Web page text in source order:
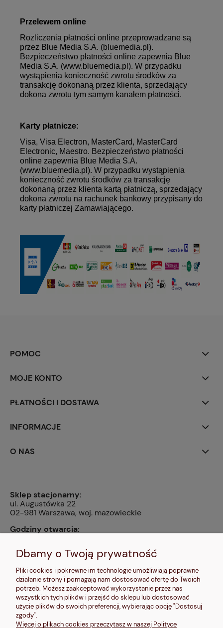
Przelewem online
Rozliczenia płatności online przeprowadzane są
przez Blue Media S.A. (bluemedia.pl).
Bezpieczeństwo płatności online zapewnia Blue
Media S.A. (www.bluemedia.pl). W przypadku
wystąpienia konieczność zwrotu środków za
transakcję dokonaną przez klienta, sprzedający
dokona zwrotu tym samym kanałem płatności.
Karty płatnicze:
Visa, Visa Electron, MasterCard, MasterCard
Electronic, Maestro. Bezpieczeństwo płatności
online zapewnia Blue Media S.A.
(www.bluemedia.pl). W przypadku wystąpienia
konieczność zwrotu środków za transakcję
dokonaną przez klienta kartą płatniczą, sprzedający
dokona zwrotu na rachunek bankowy przypisany do
karty płatniczej Zamawiającego.
POMOC
MOJE KONTO
PŁATNOŚCI I DOSTAWA
INFORMACJE
O NAS
Sklep stacjonarny:
ul. Augustówka 22
02-981 Warszawa, woj. mazowieckie
Godziny otwarcia:
13:00, nd: nieczynne
604 680 566,
kontakt@makalele.pl;makalele@poczta.fm
Adres rejestrowy:
ul. Bartycka 63A/32
00-716 Warszawa
NIP: 6621635689
Dbamy o Twoją prywatność
Pliki cookies i pokrewne im technologie umożliwiają poprawne
działanie strony i pomagają nam dostosować ofertę do Twoich
potrzeb. Możesz zaakceptować wykorzystanie przez nas
wszystkich tych plików i przejść do sklepu lub dostosować
użycie plików do swoich preferencji, wybierając opcję "Dostosuj
zgody".
Więcej o plikach cookies przeczytasz w naszej Polityce